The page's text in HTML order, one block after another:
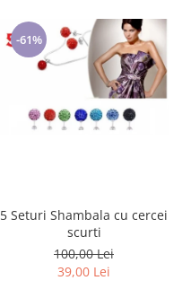
-61%
5 Seturi Shambala cu cercei
scurti
100,00 Lei
39,00 Lei